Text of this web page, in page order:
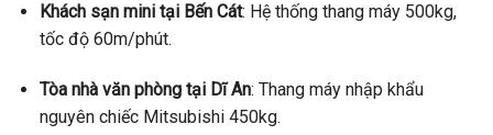
Khách sạn mini tại Bến Cát: Hệ thống thang máy 500kg,
tốc độ 60m/phút.
Tòa nhà văn phòng tại Dĩ An: Thang máy nhập khẩu
nguyên chiếc Mitsubishi 450kg.